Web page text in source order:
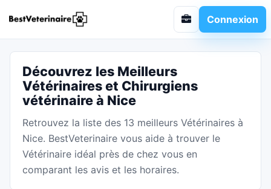
Connexion
Découvrez les Meilleurs
Vétérinaires et Chirurgiens
vétérinaire à Nice
Retrouvez la liste des 13 meilleurs Vétérinaires à
Nice. BestVeterinaire vous aide à trouver le
Vétérinaire idéal près de chez vous en
comparant les avis et les horaires.